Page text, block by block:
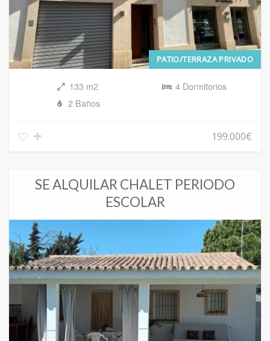
PATIO/TERRAZA PRIVADO
133 m2
4 Dormitorios
2 Baños
199.000€
SE ALQUILAR CHALET PERIODO
ESCOLAR